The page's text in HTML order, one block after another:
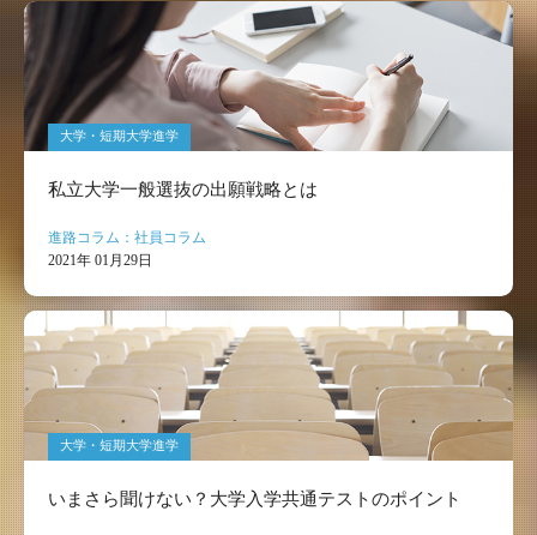
大学・短期大学進学
私立大学一般選抜の出願戦略とは
進路コラム：社員コラム
2021年 01月29日
大学・短期大学進学
いまさら聞けない？大学入学共通テストのポイント